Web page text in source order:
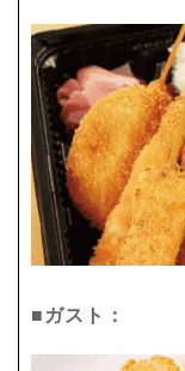
■ガスト：